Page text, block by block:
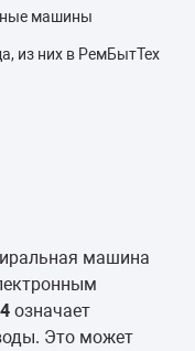
машины
из них в РемБытТех
машина
означает
Это может